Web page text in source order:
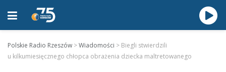
Polskie Radio Rzeszów >Wiadomości > Biegli stwierdzili
u kilkumiesięcznego chłopca obrażenia dziecka maltretowanego